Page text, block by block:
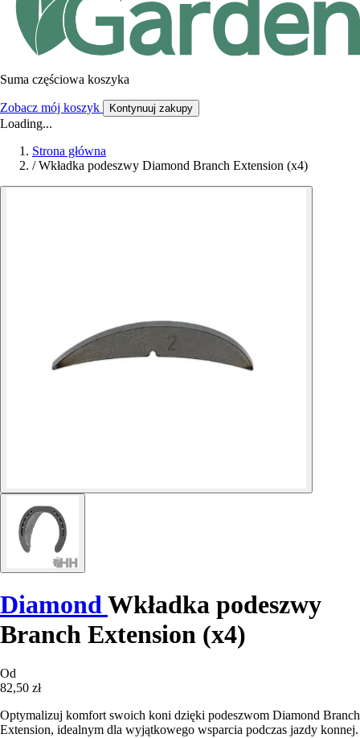
Suma częściowa koszyka
Zobacz mój koszyk Kontynuuj zakupy
Loading...
Strona główna
/ Wkładka podeszwy Diamond Branch Extension (x4)
Diamond Wkładka podeszwy
Branch Extension (x4)
Od
82,50 zł
Optymalizuj komfort swoich koni dzięki podeszwom Diamond Branch
Extension, idealnym dla wyjątkowego wsparcia podczas jazdy konnej.